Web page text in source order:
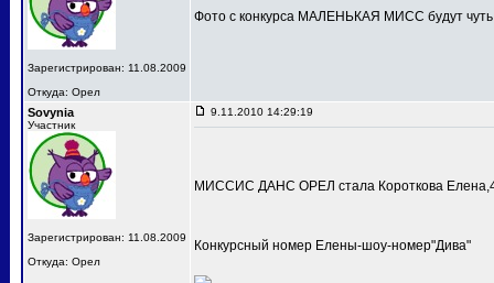
Зарегистрирован: 11.08.2009
Откуда: Орел
Фото с конкурса МАЛЕНЬКАЯ МИСС будут
Sovynia
Участник
Зарегистрирован: 11.08.2009
Откуда: Орел
9.11.2010 14:29:19
МИССИС ДАНС ОРЕЛ стала Короткова
Конкурсный номер Елены-шоу-номер"Дива"